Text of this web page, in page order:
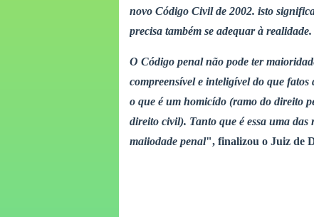
novo Código Civil de 2002. isto
precisa também se adequar à realidade.
O Código penal não pode ter
compreensível e inteligível do que
o que é um homicído (ramo do direito
direito civil). Tanto que é essa uma
maiiodade penal", finalizou o Juiz de